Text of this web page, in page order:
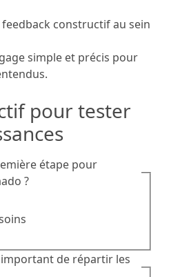
constructif au sein
simple et précis pour
pour tester
étape pour
?
de répartir les